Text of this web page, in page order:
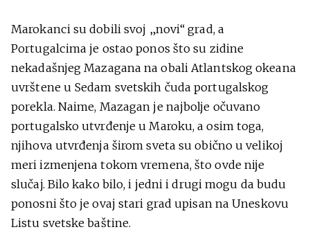
Marokanci su dobili svoj „novi“ grad, a
Portugalcima je ostao ponos što su zidine
nekadašnjeg Mazagana na obali Atlantskog okeana
uvrštene u Sedam svetskih čuda portugalskog
porekla. Naime, Mazagan je najbolje očuvano
portugalsko utvrđenje u Maroku, a osim toga,
njihova utvrđenja širom sveta su obično u velikoj
meri izmenjena tokom vremena, što ovde nije
slučaj. Bilo kako bilo, i jedni i drugi mogu da budu
ponosni što je ovaj stari grad upisan na Uneskovu
Listu svetske baštine.